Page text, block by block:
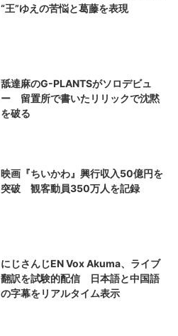
“王”ゆえの苦悩と葛藤を表現
舐達麻のG-PLANTSがソロデビュ
ー 留置所で書いたリリックで沈黙
を破る
映画『ちいかわ』興行収入50億円を
突破 観客動員350万人を記録
にじさんじEN Vox Akuma、ライブ
翻訳を試験的配信 日本語と中国語
の字幕をリアルタイム表示